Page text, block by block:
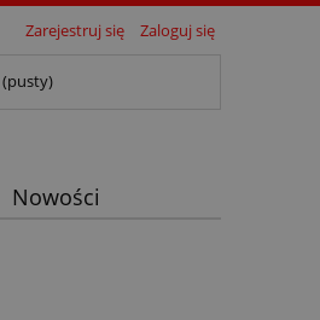
Zarejestruj się Zaloguj się
(pusty)
Nowości